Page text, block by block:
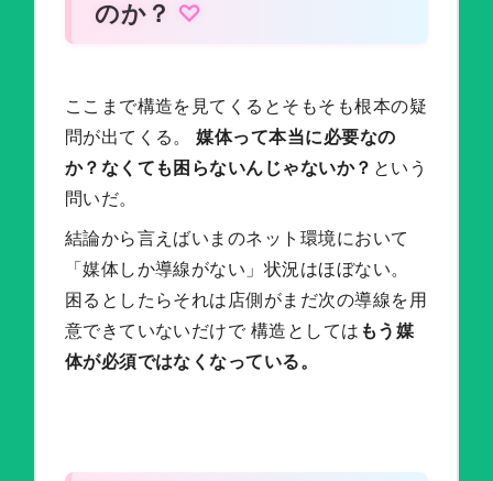
のか？
ここまで構造を見てくるとそもそも根本の疑
問が出てくる。媒体って本当に必要なの
か？なくても困らないんじゃないか？ という
問いだ。
結論から言えばいまのネット環境において
「媒体しか導線がない」状況はほぼない。
困るとしたらそれは店側がまだ次の導線を用
意できていないだけで 構造としては もう媒
体が必須ではなくなっている。